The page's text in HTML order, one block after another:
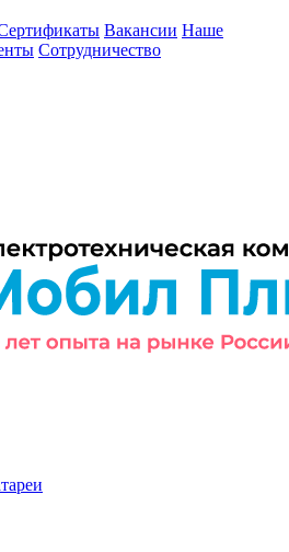
Вакансии Наше
Сотрудничество